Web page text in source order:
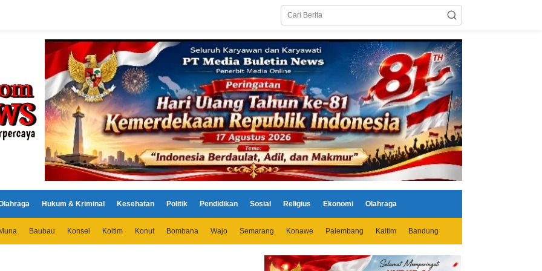
Hukum & Kriminal Kesehatan Politik Pendidikan Sosial Religius Ekonomi Olahraga
Baubau Konsel Koltim Konut Bombana Wajo Semarang Konawe Palembang Kaltim Bandung